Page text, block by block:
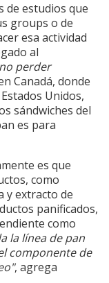
de estudios que
groups o de
esa actividad
al
perder
Canadá, donde
Unidos,
sándwiches del
es para
es que
como
y extracto de
panificados,
como
la línea de pan
componente de
, agrega